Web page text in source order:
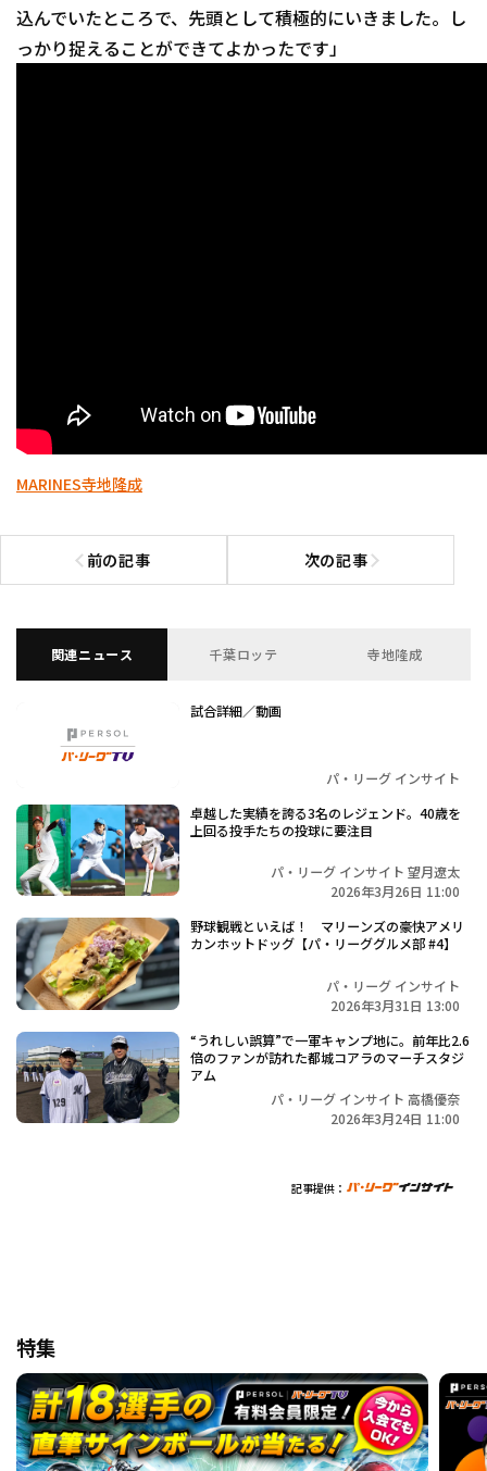
込んでいたところで、先頭として積極的にいきました。し
っかり捉えることができてよかったです」
MARINES寺地隆成
前の記事
前の記事へ 次の記事次の記事へ
関連ニュース 千葉ロッテ 寺地隆成
試合詳細／動画
パ・リーグ インサイト
卓越した実績を誇る3名のレジェンド。40歳を
上回る投手たちの投球に要注目
パ・リーグ インサイト 望月遼太
2026年3月26日 11:00
野球観戦といえば！ マリーンズの豪快アメリ
カンホットドッグ【パ・リーググルメ部 #4】
パ・リーグ インサイト
2026年3月31日 13:00
“うれしい誤算”で一軍キャンプ地に。前年比2.6
倍のファンが訪れた都城コアラのマーチスタジ
アム
パ・リーグ インサイト 高橋優奈
2026年3月24日 11:00
記事提供：
特集